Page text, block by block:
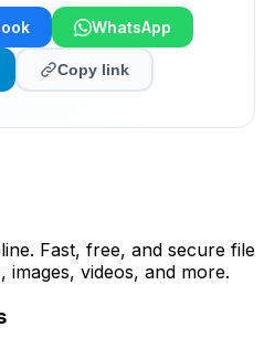
WhatsApp
Copy link
Fast, free, and secure file
videos, and more.